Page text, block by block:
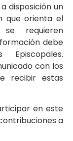
disposición un
que orienta el
requieren
debe
con los
recibir estas
en este
a